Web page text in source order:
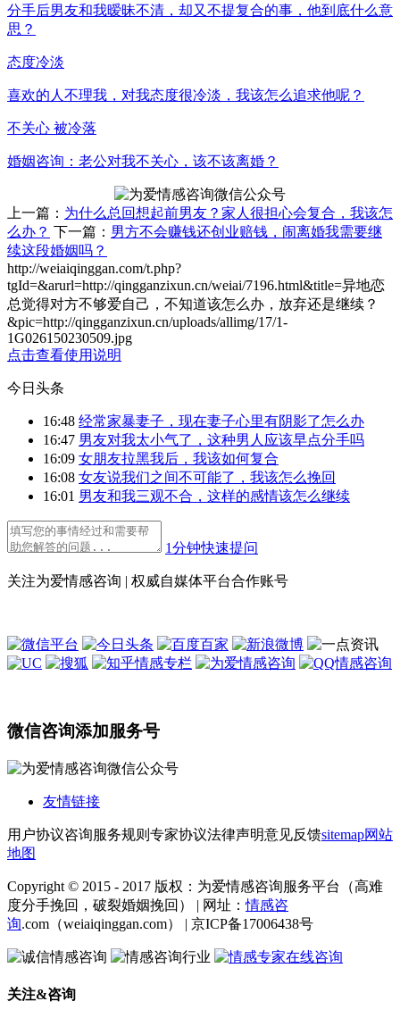
分手后男友和我暧昧不清，却又不提复合的事，他到底什么意
思？
态度冷淡
喜欢的人不理我，对我态度很冷淡，我该怎么追求他呢？
不关心 被冷落
婚姻咨询：老公对我不关心，该不该离婚？
上一篇： 为什么总回想起前男友？家人很担心会复合，我该怎
么办？ 下一篇： 男方不会赚钱还创业赔钱，闹离婚我需要继
续这段婚姻吗？
http://weiaiqinggan.com/t.php?
tgId=&arurl=http://qingganzixun.cn/weiai/7196.html&title=异地恋
总觉得对方不够爱自己，不知道该怎么办，放弃还是继续？
&pic=http://qingganzixun.cn/uploads/allimg/17/1-
1G026150230509.jpg
点击查看使用说明
今日头条
16:48 经常家暴妻子，现在妻子心里有阴影了怎么办
16:47 男友对我太小气了，这种男人应该早点分手吗
16:09 女朋友拉黑我后，我该如何复合
16:08 女友说我们之间不可能了，我该怎么挽回
16:01 男友和我三观不合，这样的感情该怎么继续
1分钟快速提问
关注为爱情感咨询 | 权威自媒体平台合作账号
微信咨询添加服务号
友情链接
用户协议咨询服务规则 专家协议法律声明意见反馈sitemap网站
地图
Copyright © 2015 - 2017 版权：为爱情感咨询服务平台（高难
度分手挽回，破裂婚姻挽回） | 网址：情感咨
询.com（weiaiqinggan.com） | 京ICP备17006438号
关注&咨询